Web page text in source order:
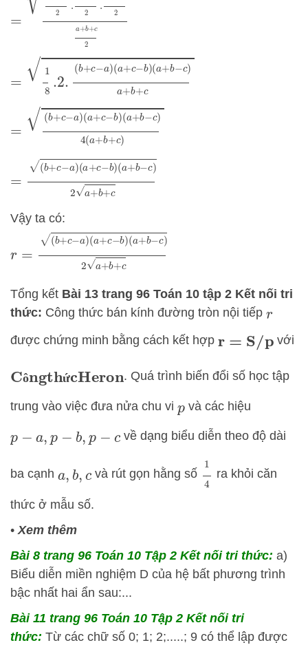
8.2 c−a)(a+c−b)(a+b−
b + c−a)(a+c−b)(a+b−
b+c−a)(a+c−b)(a+b−
Vậy ta có:
+c−a)(a+c−b)(a+b−c
Tổng kết Bài 13 trang 96 Toán 10 tập 2 Kết nối tri
thức: Công thức bán kính đường tròn nội tiếp r
được chứng minh bằng cách kết hợp r=S p với
ô ứ
CôngthứcHeron . Quá trình biến đổi số học tập
trung vào việc đưa nửa chu vi pvà các hiệu
p −a ,p−b,p−c về dạng biểu diễn theo độ dài
ba cạnh a, b, c và rút gọn hằng số 1 4ra khỏi căn
thức ở mẫu số.
• Xem thêm
Bài 8 trang 96 Toán 10 Tập 2 Kết nối tri thức: a)
Biểu diễn miền nghiệm D của hệ bất phương trình
bậc nhất hai ẩn sau:...
Bài 11 trang 96 Toán 10 Tập 2 Kết nối tri
thức: Từ các chữ số 0; 1; 2;.....; 9 có thể lập được